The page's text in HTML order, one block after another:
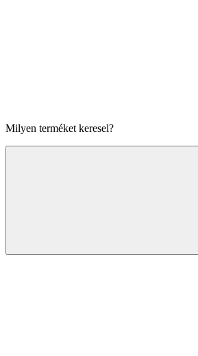
Milyen terméket keresel?